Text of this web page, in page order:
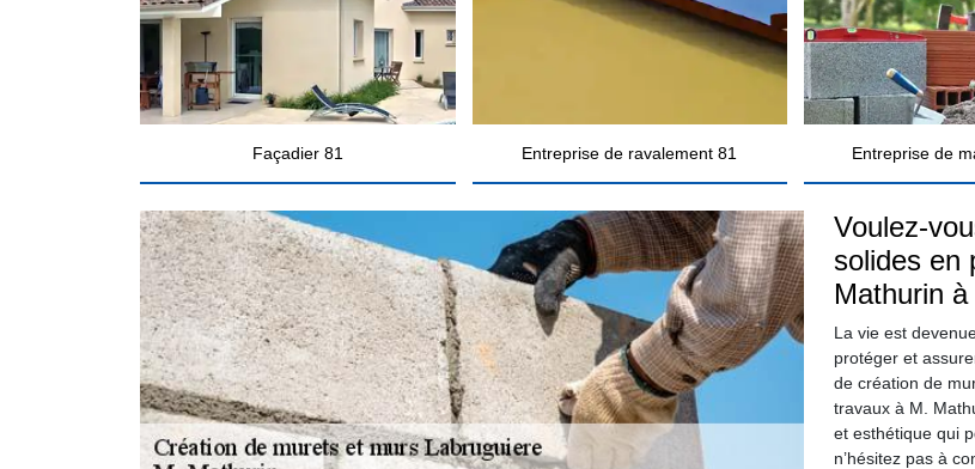
Façadier 81 Entreprise de ravalement 81 Entreprise de
Voulez-
solides en
Mathurin
La vie est
protéger et
de création de
travaux à M.
et esthétique qui
n’hésitez pas à